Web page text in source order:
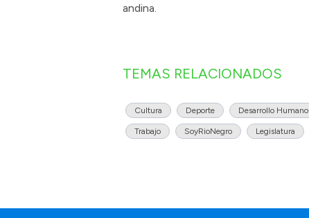
andina.
TEMAS RELACIONADOS
Cultura Deporte Desarrollo Humano
Trabajo SoyRioNegro Legislatura